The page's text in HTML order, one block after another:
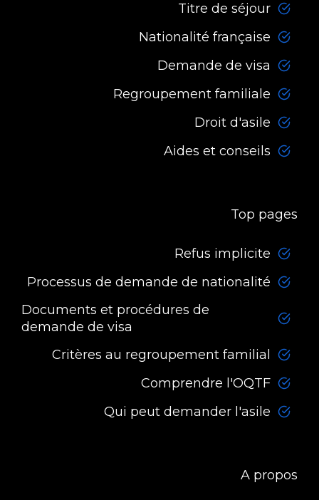
Titre de séjour
Nationalité française
Demande de visa
Regroupement familiale
Droit d'asile
Aides et conseils
Top pages
Refus implicite
Processus de demande de nationalité
Documents et procédures de
demande de visa
Critères au regroupement familial
Comprendre l'OQTF
Qui peut demander l'asile
A propos